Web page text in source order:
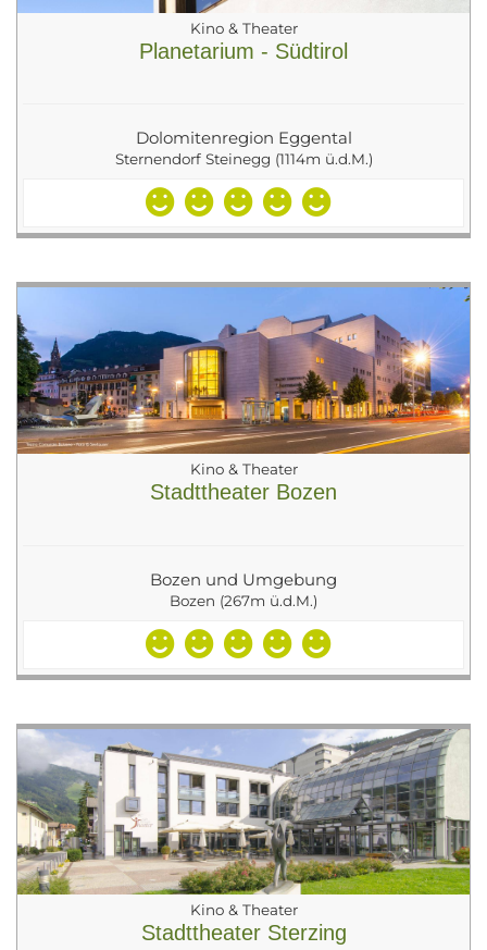
Kino & Theater
Planetarium - Südtirol
Dolomitenregion Eggental
Sternendorf Steinegg (1114m ü.d.M.)
Kino & Theater
Stadttheater Bozen
Bozen und Umgebung
Bozen (267m ü.d.M.)
Kino & Theater
Stadttheater Sterzing